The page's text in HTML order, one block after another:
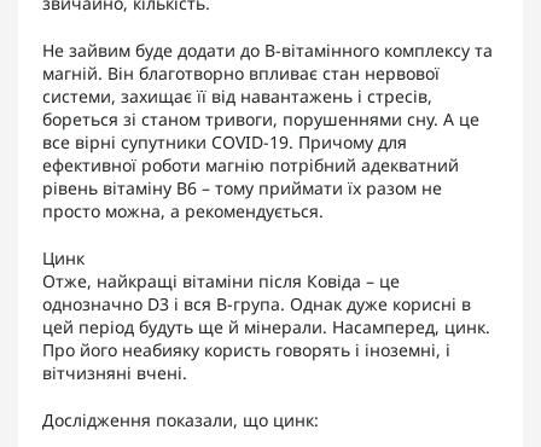
Не зайвим буде додати до В-вітамінного комплексу та
магній. Він благотворно впливає стан нервової
системи, захищає її від навантажень і стресів,
бореться зі станом тривоги, порушеннями сну. А це
все вірні супутники COVID-19. Причому для
ефективної роботи магнію потрібний адекватний
рівень вітаміну В6 – тому приймати їх разом не
просто можна, а рекомендується.
Цинк
Отже, найкращі вітаміни після Ковіда – це
однозначно D3 і вся В-група. Однак дуже корисні в
цей період будуть ще й мінерали. Насамперед, цинк.
Про його неабияку користь говорять і іноземні, і
вітчизняні вчені.
Дослідження показали, що цинк: